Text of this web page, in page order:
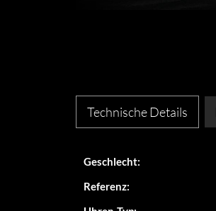
Technische Details
Geschlecht:
Referenz: